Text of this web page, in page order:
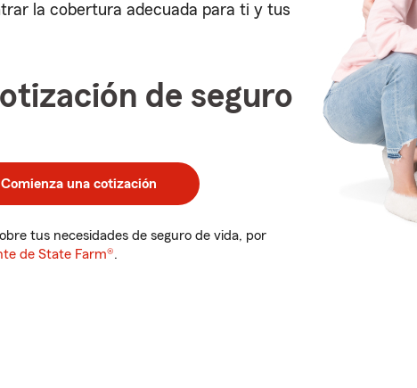
la cobertura adecuada para ti y tus
de seguro
Comienza una cotización
tus necesidades de seguro de vida, por
de State Farm®.